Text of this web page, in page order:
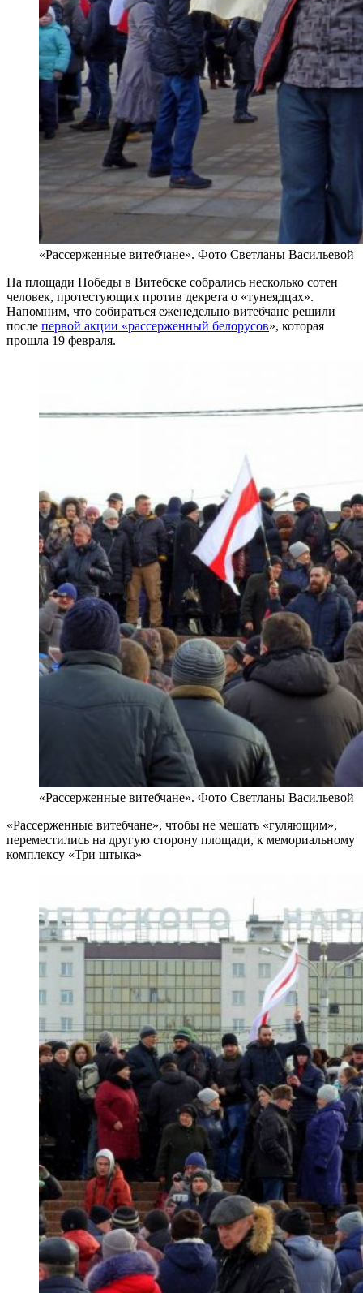
«Рассерженные витебчане». Фото Светланы Васильевой
На площади Победы в Витебске собрались несколько сотен
человек, протестующих против декрета о «тунеядцах».
Напомним, что собираться еженедельно витебчане решили
после первой акции «рассерженный белорусов», которая
прошла 19 февраля.
«Рассерженные витебчане». Фото Светланы Васильевой
«Рассерженные витебчане», чтобы не мешать «гуляющим»,
переместились на другую сторону площади, к мемориальному
комплексу «Три штыка»